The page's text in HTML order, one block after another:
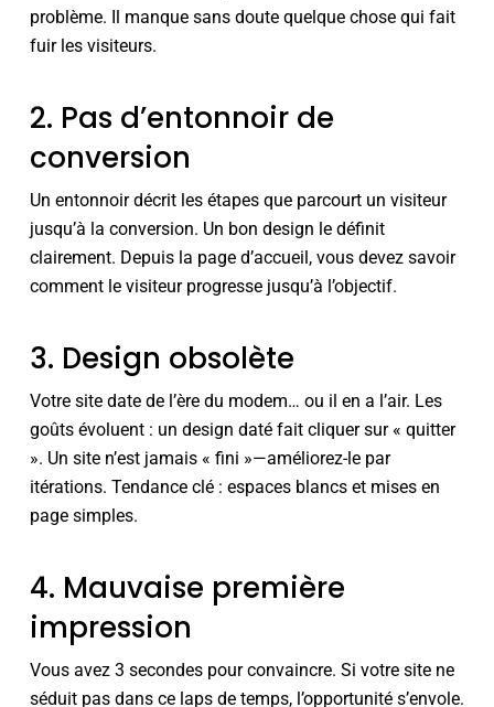
problème. Il manque sans doute quelque chose qui fait
fuir les visiteurs.
2. Pas d’entonnoir de
conversion
Un entonnoir décrit les étapes que parcourt un visiteur
jusqu’à la conversion. Un bon design le définit
clairement. Depuis la page d’accueil, vous devez savoir
comment le visiteur progresse jusqu’à l’objectif.
3. Design obsolète
Votre site date de l’ère du modem… ou il en a l’air. Les
goûts évoluent : un design daté fait cliquer sur « quitter
». Un site n’est jamais « fini »—améliorez-le par
itérations. Tendance clé : espaces blancs et mises en
page simples.
4. Mauvaise première
impression
Vous avez 3 secondes pour convaincre. Si votre site ne
séduit pas dans ce laps de temps, l’opportunité s’envole.